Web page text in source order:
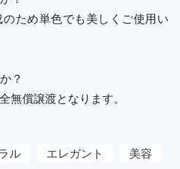
ため単色でも美しくご使用い
？
無償譲渡となります。
ル エレガント
美容